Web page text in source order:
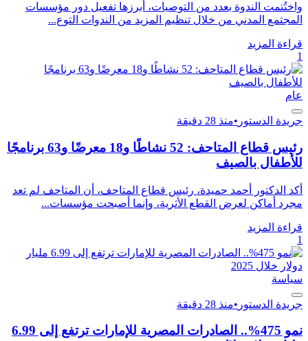
واختُتمت الندوة بعدد من التوصيات، أبرزها تفعيل دور مؤسسات
المجتمع المدني من خلال تنظيم المزيد من الندوات التوع...
قراءة المزيد
1
عام
جريدة الدستور •منذ 28 دقيقة
رئيس قطاع المتاحف: 52 نشاطًا و18 معرضًا و63 برنامجًا
للأطفال بالصيف
أكد الدكتور أحمد حميدة، رئيس قطاع المتاحف، أن المتاحف لم تعد
مجرد أماكن لعرض القطع الأثرية، وإنما أصبحت مؤسسات...
قراءة المزيد
1
سياسة
جريدة الدستور •منذ 28 دقيقة
نمو 475%.. الصادرات المصرية للإمارات ترتفع إلى 6.99